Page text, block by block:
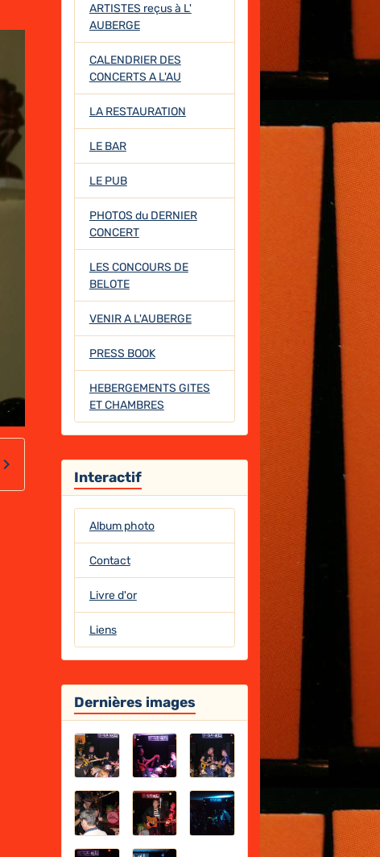
ARTISTES reçus à L'
AUBERGE
CALENDRIER DES
CONCERTS A L'AU
LA RESTAURATION
LE BAR
LE PUB
PHOTOS du DERNIER
CONCERT
LES CONCOURS DE
BELOTE
VENIR A L'AUBERGE
PRESS BOOK
HEBERGEMENTS GITES
ET CHAMBRES
Interactif
Album photo
Contact
Livre d'or
Liens
Dernières images